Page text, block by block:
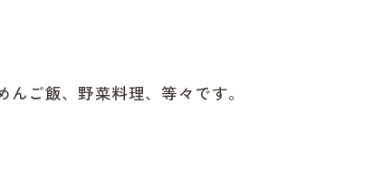
ご飯、野菜料理、等々です。